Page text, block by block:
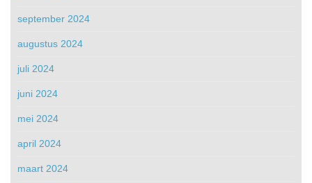
september 2024
augustus 2024
juli 2024
juni 2024
mei 2024
april 2024
maart 2024